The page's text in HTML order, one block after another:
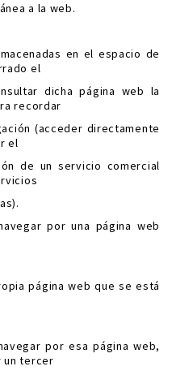
a la web.
en el espacio de
el
dicha página web la
recordar
(acceder directamente
el
de un servicio comercial
por una página web
página web que se está
por esa página web,
un tercer